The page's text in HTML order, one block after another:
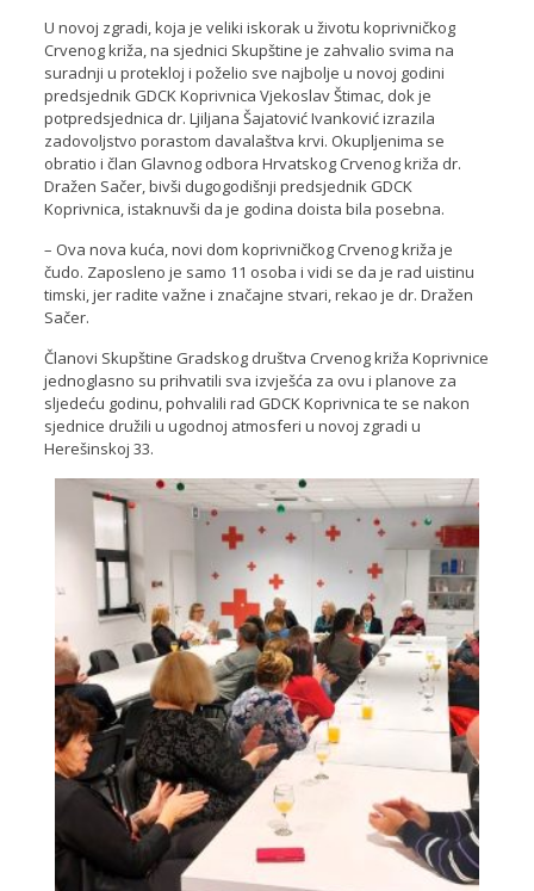
U novoj zgradi, koja je veliki iskorak u životu koprivničkog
Crvenog križa, na sjednici Skupštine je zahvalio svima na
suradnji u protekloj i poželio sve najbolje u novoj godini
predsjednik GDCK Koprivnica Vjekoslav Štimac, dok je
potpredsjednica dr. Ljiljana Šajatović Ivanković izrazila
zadovoljstvo porastom davalaštva krvi. Okupljenima se
obratio i član Glavnog odbora Hrvatskog Crvenog križa dr.
Dražen Sačer, bivši dugogodišnji predsjednik GDCK
Koprivnica, istaknuvši da je godina doista bila posebna.
– Ova nova kuća, novi dom koprivničkog Crvenog križa je
čudo. Zaposleno je samo 11 osoba i vidi se da je rad uistinu
timski, jer radite važne i značajne stvari, rekao je dr. Dražen
Sačer.
Članovi Skupštine Gradskog društva Crvenog križa Koprivnice
jednoglasno su prihvatili sva izvješća za ovu i planove za
sljedeću godinu, pohvalili rad GDCK Koprivnica te se nakon
sjednice družili u ugodnoj atmosferi u novoj zgradi u
Herešinskoj 33.